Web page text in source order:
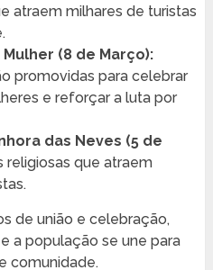
atraem milhares de turistas
(8 de Março):
promovidas para celebrar
e reforçar a luta por
das Neves (5 de
religiosas que atraem
de união e celebração,
a população se une para
comunidade.